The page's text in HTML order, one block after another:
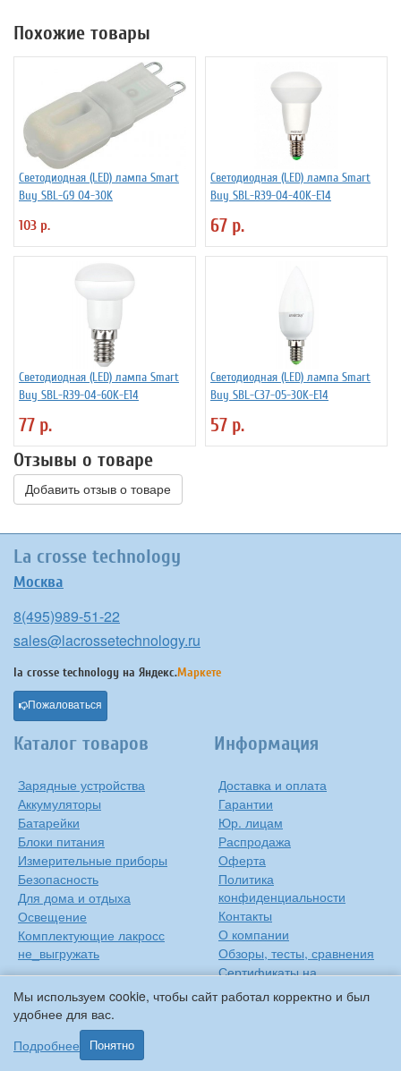
Мы используем cookie, чтобы сайт работал корректно и был
удобнее для вас.
Подробнее
Понятно
Похожие товары
Светодиодная (LED) лампа Smart
Buy SBL-G9 04-30K
103 р.
Светодиодная (LED) лампа Smart
Buy SBL-R39-04-40K-E14
67 р.
Светодиодная (LED) лампа Smart
Buy SBL-R39-04-60K-E14
77 р.
Светодиодная (LED) лампа Smart
Buy SBL-C37-05-30K-E14
57 р.
Отзывы о товаре
Добавить отзыв о товаре
La crosse technology
Москва
8(495)989-51-22
sales@lacrossetechnology.ru
la crosse technology на Яндекс.Маркете
Пожаловаться
Каталог товаров
Зарядные устройства
Аккумуляторы
Батарейки
Блоки питания
Измерительные приборы
Безопасность
Для дома и отдыха
Освещение
Комплектующие лакросс
не_выгружать
Информация
Доставка и оплата
Гарантии
Юр. лицам
Распродажа
Оферта
Политика
конфиденциальности
Контакты
О компании
Обзоры, тесты, сравнения
Сертификаты на
продукцию
Инструкции на русском